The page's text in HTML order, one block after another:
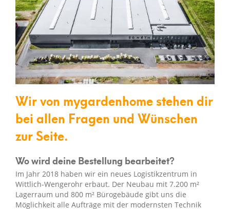
Wir von mygardenhome stehen dir
bei allen Fragen und Wünschen
zur Seite.
Wo wird deine Bestellung bearbeitet?
Im Jahr 2018 haben wir ein neues Logistikzentrum in
Wittlich-Wengerohr erbaut. Der Neubau mit 7.200 m²
Lagerraum und 800 m² Bürogebäude gibt uns die
Möglichkeit alle Aufträge mit der modernsten Technik